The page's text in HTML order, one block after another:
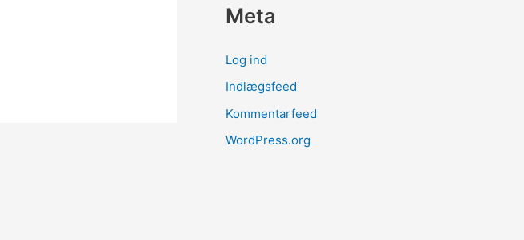
Meta
Log ind
Indlægsfeed
Kommentarfeed
WordPress.org